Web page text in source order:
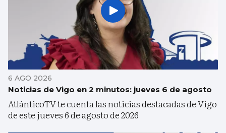
6 AGO 2026
Noticias de Vigo en 2 minutos: jueves 6 de agosto
AtlánticoTV te cuenta las noticias destacadas de Vigo
de este jueves 6 de agosto de 2026